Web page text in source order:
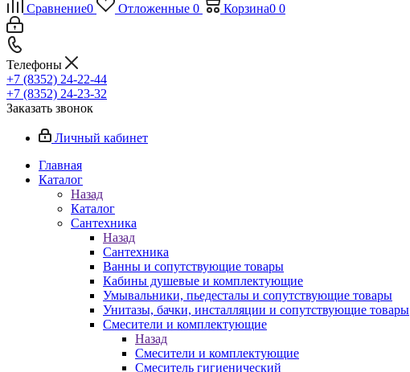
Сравнение0 Отложенные 0 Корзина0 0
Телефоны
+7 (8352) 24-22-44
+7 (8352) 24-23-32
Заказать звонок
Личный кабинет
Главная
Каталог
Назад
Каталог
Сантехника
Назад
Сантехника
Ванны и сопутствующие товары
Кабины душевые и комплектующие
Умывальники, пьедесталы и сопутствующие товары
Унитазы, бачки, инсталляции и сопутствующие товары
Смесители и комплектующие
Назад
Смесители и комплектующие
Смеситель гигиенический